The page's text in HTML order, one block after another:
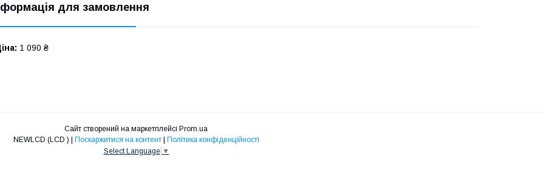
для замовлення
1 090 ₴
Сайт створений на маркетплейсі Prom.ua
NEWLCD (LCD ) | Поскаржитися на контент | Політика конфіденційності
Select Language ▼